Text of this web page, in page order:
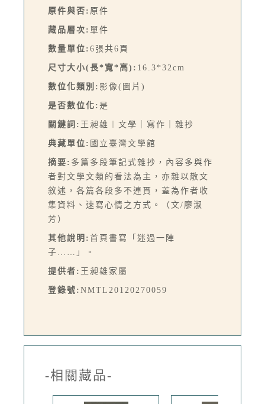
原件與否: 原件
藏品層次: 單件
數量單位: 6張共6頁
尺寸大小(長*寬*高): 16.3*32cm
數位化類別: 影像(圖片)
是否數位化: 是
關鍵詞: 王昶雄︱文學｜寫作｜雜抄
典藏單位: 國立臺灣文學館
摘要: 多篇多段筆記式雜抄，內容多與作
者對文學文類的看法為主，亦雜以散文
敘述，各篇各段多不連貫，蓋為作者收
集資料、速寫心情之方式。（文/廖淑
芳）
其他說明: 首頁書寫「迷過一陣
子……」。
提供者: 王昶雄家屬
登錄號: NMTL20120270059
-相關藏品-